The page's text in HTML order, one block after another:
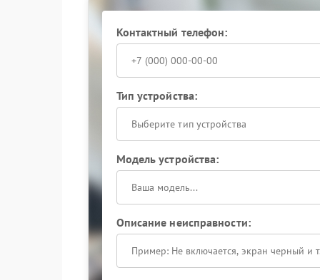
Обращаясь в сервисный центр Evga,
использованием проверенных
итоговое тестирование в различных режимах
безопасную дальнейшую эксплуатацию.
Контактный телефон:
Тип устройства:
Выберите тип устройства
Модель устройства:
Описание неисправности: